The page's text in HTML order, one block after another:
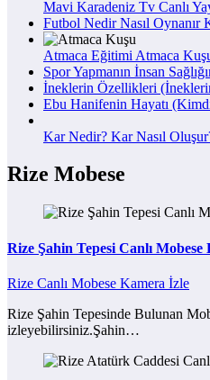
Mavi Karadeniz Tv Canlı
Futbol Nedir Nasıl Oynanır
Atmaca Eğitimi Atmaca
Spor Yapmanın İnsan
İneklerin Özellikleri
Ebu Hanifenin Hayatı
Kar Nedir? Kar Nasıl
Rize Mobese
Rize Şahin Tepesi Canlı Mobese
Rize Canlı Mobese Kamera İzle
Rize Şahin Tepesinde Bulunan
izleyebilirsiniz.Şahin…